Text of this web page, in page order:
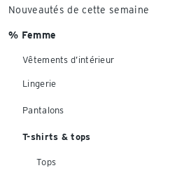
Nouveautés de cette semaine
% Femme
Vêtements d’intérieur
Lingerie
Pantalons
T-shirts & tops
Tops